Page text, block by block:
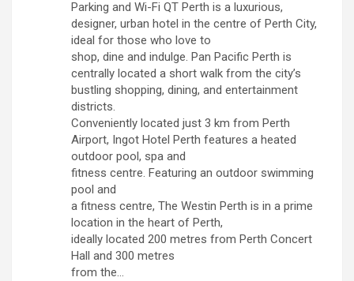
Parking and Wi-Fi QT Perth is a luxurious,
designer, urban hotel in the centre of Perth City,
ideal for those who love to
shop, dine and indulge. Pan Pacific Perth is
centrally located a short walk from the city’s
bustling shopping, dining, and entertainment
districts.
Conveniently located just 3 km from Perth
Airport, Ingot Hotel Perth features a heated
outdoor pool, spa and
fitness centre. Featuring an outdoor swimming
pool and
a fitness centre, The Westin Perth is in a prime
location in the heart of Perth,
ideally located 200 metres from Perth Concert
Hall and 300 metres
from the…